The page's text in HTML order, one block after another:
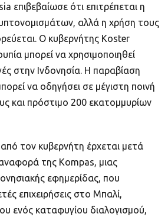
επιβεβαίωσε ότι επιτρέπεται η
αλλά η χρήση τους
Ο κυβερνήτης Koster
μπορεί να χρησιμοποιηθεί
στην Ινδονησία. Η παραβίαση
να οδηγήσει σε μέγιστη ποινή
και πρόστιμο 200 εκατομμυρίων
τον κυβερνήτη έρχεται μετά
της Kompas, μιας
εφημερίδας, που
επιχειρήσεις στο Μπαλί,
ενός καταφυγίου διαλογισμού,